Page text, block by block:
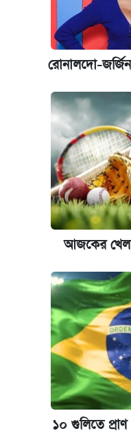
রোনালদো-
আজকের
১০ গুলিতে